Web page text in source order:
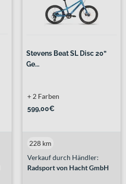
Stevens Beat SL Disc 20”
Ge...
599,00€
+ 2 Farben
Verkauf durch Händler:
Radsport von Hacht GmbH
228 km